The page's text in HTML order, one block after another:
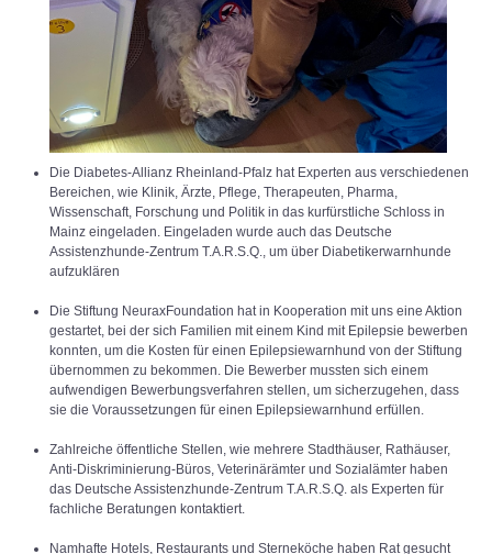
Die Diabetes-Allianz Rheinland-Pfalz hat Experten aus verschiedenen
Bereichen, wie Klinik, Ärzte, Pflege, Therapeuten, Pharma,
Wissenschaft, Forschung und Politik in das kurfürstliche Schloss in
Mainz eingeladen. Eingeladen wurde auch das Deutsche
Assistenzhunde-Zentrum T.A.R.S.Q., um über Diabetikerwarnhunde
aufzuklären
Die Stiftung NeuraxFoundation hat in Kooperation mit uns eine Aktion
gestartet, bei der sich Familien mit einem Kind mit Epilepsie bewerben
konnten, um die Kosten für einen Epilepsiewarnhund von der Stiftung
übernommen zu bekommen. Die Bewerber mussten sich einem
aufwendigen Bewerbungsverfahren stellen, um sicherzugehen, dass
sie die Voraussetzungen für einen Epilepsiewarnhund erfüllen.
Zahlreiche öffentliche Stellen, wie mehrere Stadthäuser, Rathäuser,
Anti-Diskriminierung-Büros, Veterinärämter und Sozialämter haben
das Deutsche Assistenzhunde-Zentrum T.A.R.S.Q. als Experten für
fachliche Beratungen kontaktiert.
Namhafte Hotels, Restaurants und Sterneköche haben Rat gesucht